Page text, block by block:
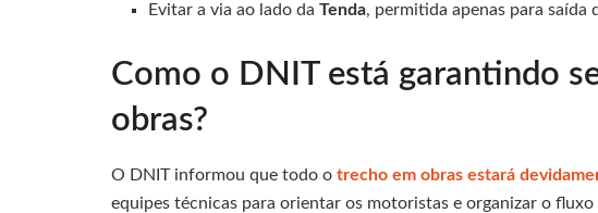
Evitar a via ao lado daTenda, permitida apenas para saída
Como o DNIT está garantindo
obras?
O DNIT informou que todo o trecho em obras estará
equipes técnicas para orientar os motoristas e organizar o fluxo